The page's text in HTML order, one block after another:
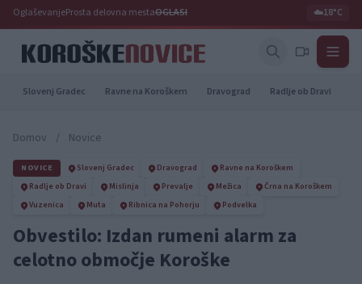
OglaševanjeProsta delovna mestaOGLASI ☁️18°C
Slovenj Gradec Ravne na Koroškem Dravograd Radlje ob Dravi
Domov / Novice
NOVICE Slovenj Gradec Dravograd
Ravne na Koroškem
Radlje ob Dravi
Mislinja Prevalje Mežica
Črna na Koroškem
Vuzenica
Muta Ribnica na Pohorju Podvelka
Obvestilo: Izdan rumeni alarm za
celotno območje Koroške